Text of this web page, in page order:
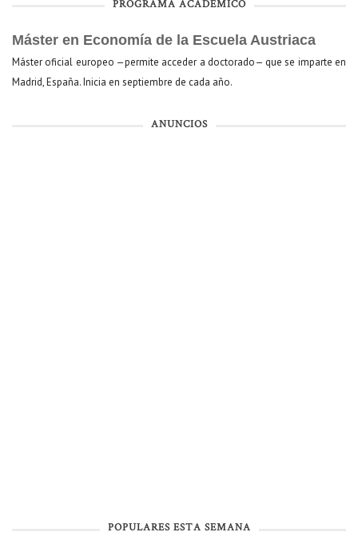
PROGRAMA ACADÉMICO
Máster en Economía de la Escuela Austriaca
Máster oficial europeo —permite acceder a doctorado— que se imparte en
Madrid, España. Inicia en septiembre de cada año.
ANUNCIOS
POPULARES ESTA SEMANA